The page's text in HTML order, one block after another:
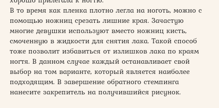
В то время как пленка плотно легла на ноготь, можно с
помощью ножниц срезать лишние края. Зачастую
многие девушки используют вместо ножниц кисть,
смоченную в жидкости для снятия лака. Такой способ
тоже позволит избавиться от излишков лака по краям
ногтя. В данном случае каждый останавливает свой
выбор на том варианте, который является наиболее
подходящим. В завершение обратного стемпинга
нанесите закрепитель на получившийся рисунок.